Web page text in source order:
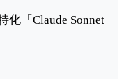
化「Claude Sonnet